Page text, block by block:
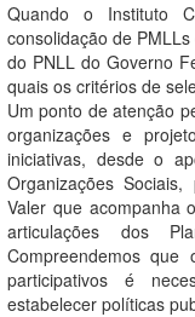
Quando o Instituto
consolidação de
do PNLL do Governo
quais os critérios de
Um ponto de atenção
organizações e
iniciativas, desde o
Organizações
Valer que acompanha
articulações dos
Compreendemos que
participativos é
estabelecer políticas